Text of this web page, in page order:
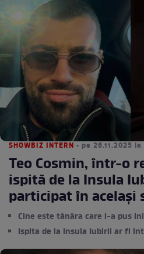
SHOWBIZ INTERN • pe 26.11.2025 la
Teo Cosmin, într-o
ispită de la Insula
participat în același
Cine este tânăra care i-a pus
Ispita de la Insula Iubirii ar fi